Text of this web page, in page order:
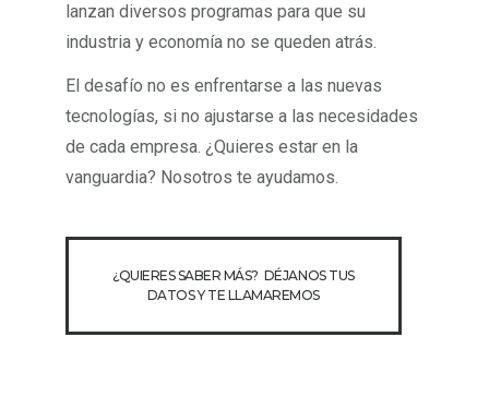
lanzan diversos programas para que su
industria y economía no se queden atrás.
El desafío no es enfrentarse a las nuevas
tecnologías, si no ajustarse a las necesidades
de cada empresa. ¿Quieres estar en la
vanguardia? Nosotros te ayudamos.
¿QUIERES SABER MÁS? DÉJANOS TUS
DATOS Y TE LLAMAREMOS